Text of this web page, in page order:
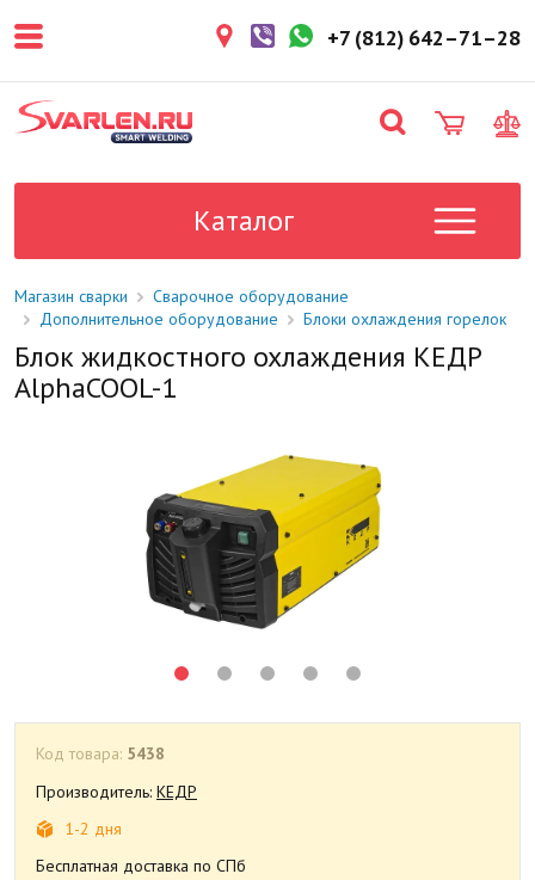
более 3 рабочих дней.
поставки в магазин: 1-2 рабочих
дня.
Данный товар отсутствует на
уточните у менеджера.
+7 (812) 642–71–28
Каталог
Магазин сварки
Сварочное оборудование
Дополнительное оборудование
Блоки охлаждения горелок
Блок жидкостного охлаждения КЕДР
AlphaCOOL-1
Код товара: 5438
Производитель: КЕДР
1-2 дня
Бесплатная доставка по СПб